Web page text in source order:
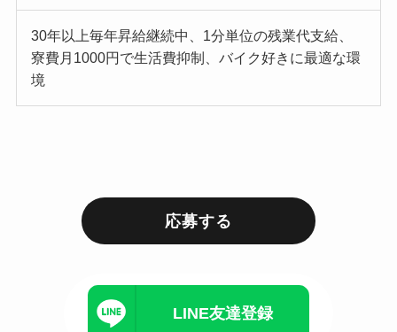
30年以上毎年昇給継続中、1分単位の残業代支給、
寮費月1000円で生活費抑制、バイク好きに最適な環
境
応募する
LINE友達登録